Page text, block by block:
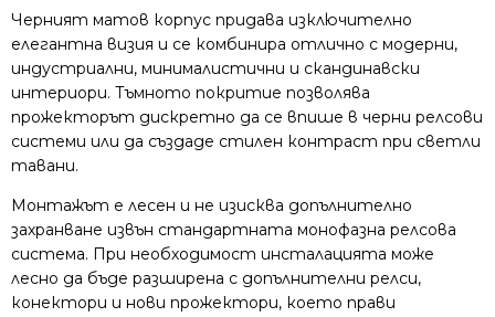
Черният матов корпус придава изключително
елегантна визия и се комбинира отлично с модерни,
индустриални, минималистични и скандинавски
интериори. Тъмното покритие позволява
прожекторът дискретно да се впише в черни релсови
системи или да създаде стилен контраст при светли
тавани.
Монтажът е лесен и не изисква допълнително
захранване извън стандартната монофазна релсова
система. При необходимост инсталацията може
лесно да бъде разширена с допълнителни релси,
конектори и нови прожектори, което прави